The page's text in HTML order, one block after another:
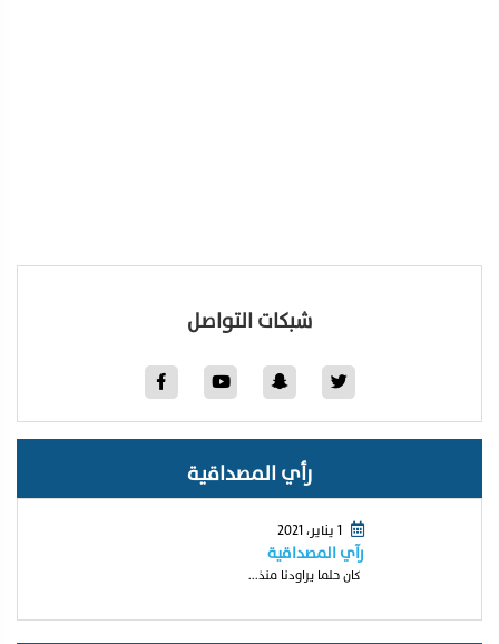
شبكات التواصل
رأي المصداقية
1 يناير، 2021
رآي المصداقية
كان حلما يراودنا منذ...